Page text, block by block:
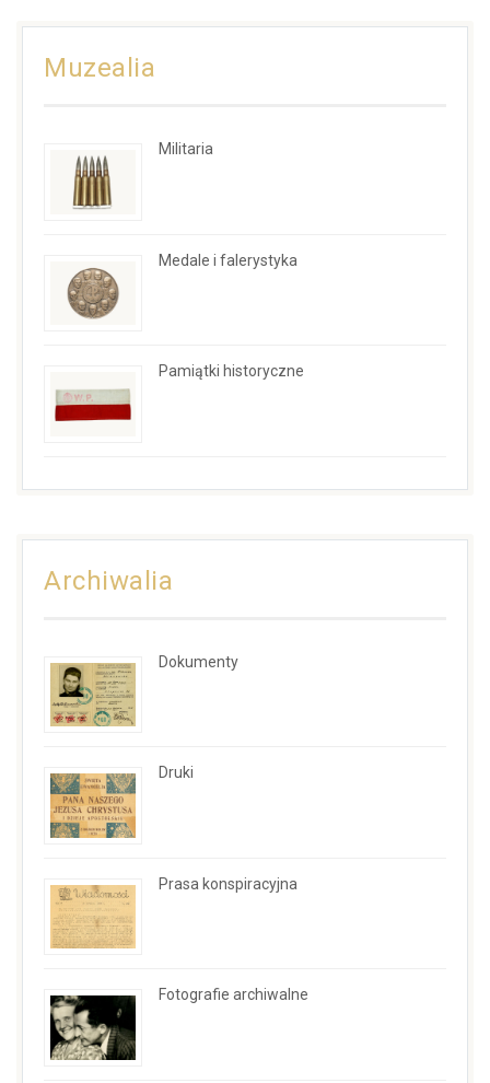
Muzealia
Militaria
Medale i falerystyka
Pamiątki historyczne
Archiwalia
Dokumenty
Druki
Prasa konspiracyjna
Fotografie archiwalne